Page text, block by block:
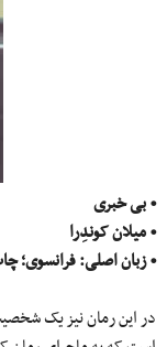
• بی خبری
• میلان کوندِرا
• زبان اصلی: فرانسوی؛
در این رمان نیز یک